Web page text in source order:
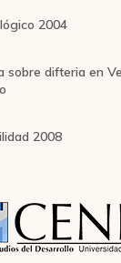
2004
sobre difteria en
2008